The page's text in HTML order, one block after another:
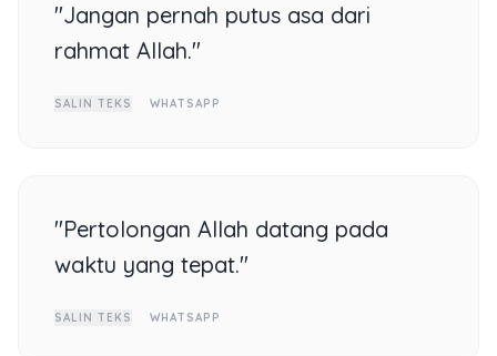
"Jangan pernah putus asa dari
rahmat Allah."
SALIN TEKS WHATSAPP
"Pertolongan Allah datang pada
waktu yang tepat."
SALIN TEKS WHATSAPP